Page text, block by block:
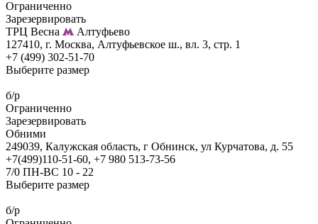
Ограниченно
Зарезервировать
ТРЦ Весна
Алтуфьево
127410, г. Москва, Алтуфьевское ш., вл. 3, стр. 1
+7 (499) 302-51-70
Выберите размер
б/р
Ограниченно
Зарезервировать
Обними
249039, Калужская область, г Обнинск, ул Курчатова, д. 55
+7(499)110-51-60, +7 980 513-73-56
7/0 ПН-ВС 10 - 22
Выберите размер
б/р